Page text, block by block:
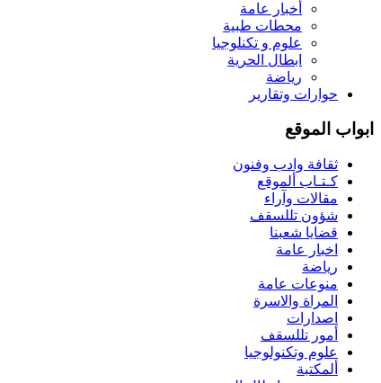
أخبار عامة
محطات طبية
علوم و تکنلوجیا
ابطال الحرية
رياضة
حوارات وتقارير
ابواب الموقع
ثقافة وادب وفنون
كـتـاب ألموقع
مقالات وآراء
شؤون تللسقف
قضايا شعبنا
اخبار عامة
رياضة
منوعات عامة
المراة والاسرة
اصدارات
أمور تللسقف
علوم وتكنولوجيا
ألمكتبة